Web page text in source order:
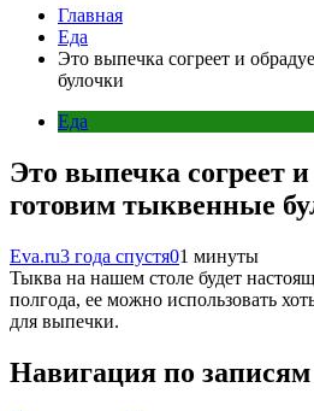
Главная
Еда
Это выпечка согреет и
булочки
Еда
Это выпечка согреет и
готовим тыквенные
Eva.ru3 года спустя01 минуты
Тыква на нашем столе будет
полгода, ее можно использовать
для выпечки.
Навигация по записям